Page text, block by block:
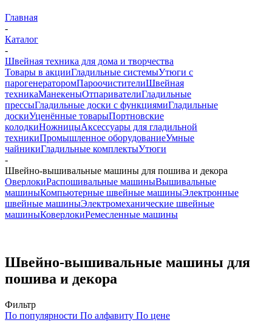
Главная
-
Каталог
-
Швейная техника для дома и творчества
Товары в акцииГладильные системыУтюги с
парогенераторомПароочистителиШвейная
техникаМанекеныОтпаривателиГладильные
прессыГладильные доски с функциямиГладильные
доскиУценённые товарыПортновские
колодкиНожницыАксессуары для гладильной
техникиПромышленное оборудованиеУмные
чайникиГладильные комплектыУтюги
-
Швейно-вышивальные машины для пошива и декора
ОверлокиРаспошивальные машиныВышивальные
машиныКомпьютерные швейные машиныЭлектронные
швейные машиныЭлектромеханические швейные
машиныКоверлокиРемесленные машины
Швейно-вышивальные машины для
пошива и декора
Фильтр
По популярности По алфавиту По цене